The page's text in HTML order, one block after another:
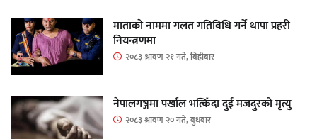
माताकाे नाममा गलत गतिविधि गर्ने थापा प्रहरी
नियन्त्रणमा
२०८३ श्रावण २१ गते, बिहीबार
नेपालगञ्जमा पर्खाल भत्किँदा दुई मजदुरको मृत्यु
२०८३ श्रावण २० गते, बुधबार